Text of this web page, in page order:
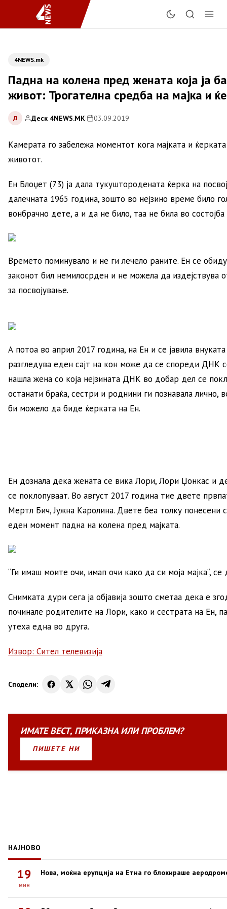
4NEWS.mk
Падна на колена пред жената која ја
живот: Трогателна средба на мајка и
Д Деск 4NEWS.MK| 03.09.2019
Камерата го забележа моментот кога мајката и
животот.
Ен Блоџет (73) ја дала тукуштородената ќерка на
далечната 1965 година, зошто во нејзино време било
вонбрачно дете, а и да не било, таа не била во
Времето поминувало и не ги лечело раните. Ен се
законот бил немилосрден и не можела да издејствува
за посвојување.
А потоа во април 2017 година, на Ен и се јавила
разгледува еден сајт на кон може да се спореди ДНК
нашла жена со која нејзината ДНК во добар дел се
останати браќа, сестри и роднини ги познавала лично,
би можело да биде ќерката на Ен.
Ен дознала дека жената се вика Лори, Лори Џонкас и
се поклопуваат. Во август 2017 година тие двете
Мертл Бич, Јужна Каролина. Двете беа толку
еден момент падна на колена пред мајката.
“Ги имаш моите очи, имап очи како да си моја мајка“,
Снимката дури сега ја објавија зошто сметаа дека е
починале родителите на Лори, како и сестрата на Ен,
утеха една во друга.
Извор: Сител телевизија
Сподели:
ИМАТЕВЕСТ, ПРИКАЗНАИЛИПРОБЛЕМ?
ПИШЕТЕ НИ
НАЈНОВО
19
мин
Нова, моќна ерупција на Етна го блокираше